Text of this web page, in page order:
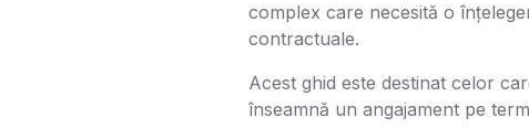
complex care necesită o
contractuale.
Acest ghid este destinat celor
înseamnă un angajament pe